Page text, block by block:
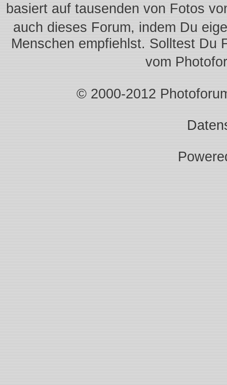
basiert auf tausenden von Fotos
auch dieses Forum, indem Du
Menschen empfiehlst. Solltest Du
vom
© 2000-2012